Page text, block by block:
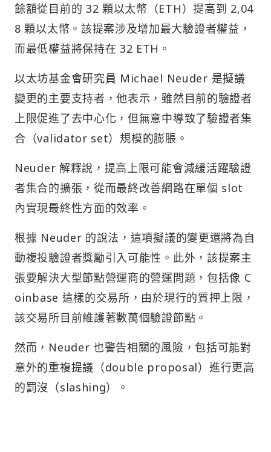
餘額從目前的 32 顆以太幣（ETH）提高到 2,04
8 顆以太幣。該提案涉及增加最大驗證者權益，
而最低權益將保持在 32 ETH。
以太坊基金會研究員 Michael Neuder 是擬議
變更的主要支持者，他表示，雖然目前的驗證者
上限促進了去中心化，但無意中導致了驗證者集
合（validator set）規模的膨脹。
Neuder 解釋說，提高上限可能會減緩活躍驗證
者集合的擴張，從而最終改善網路在單個 slot
內實現最終性方面的效率。
根據 Neuder 的說法，這項擬議的變更還將為自
動複投驗證者獎勵引入可能性。此外，該提案主
張要解決大型節點營運商的營運問題，包括像 C
oinbase 這樣的交易所，由於現行的質押上限，
該交易所目前維護著數萬個驗證節點。
然而，Neuder 也警告相關的風險，包括可能對
意外的重複提議（double proposal）進行更高
的罰沒（slashing）。